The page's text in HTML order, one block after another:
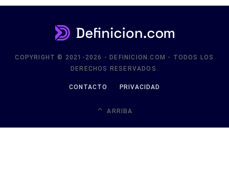
COPYRIGHT © 2021-2026 - DEFINICION.COM - TODOS LOS
DERECHOS RESERVADOS.
CONTACTO PRIVACIDAD
ARRIBA